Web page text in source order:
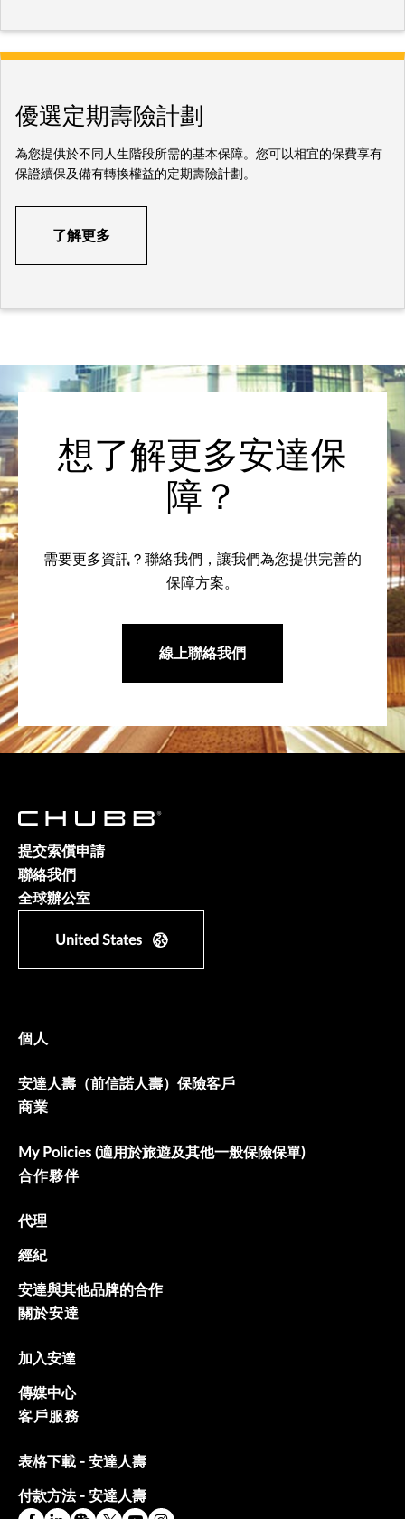
優選定期壽險計劃
為您提供於不同人生階段所需的基本保障。您可以相宜的保費享有
保證續保及備有轉換權益的定期壽險計劃。
了解更多
想了解更多安達保
障？
需要更多資訊？聯絡我們，讓我們為您提供完善的
保障方案。
線上聯絡我們
提交索償申請
聯絡我們
全球辦公室
United States
個人
安達人壽（前信諾人壽）保險客戶
商業
My Policies (適用於旅遊及其他一般保險保單)
合作夥伴
代理
經紀
安達與其他品牌的合作
關於安達
加入安達
傳媒中心
客戶服務
表格下載 - 安達人壽
付款方法 - 安達人壽